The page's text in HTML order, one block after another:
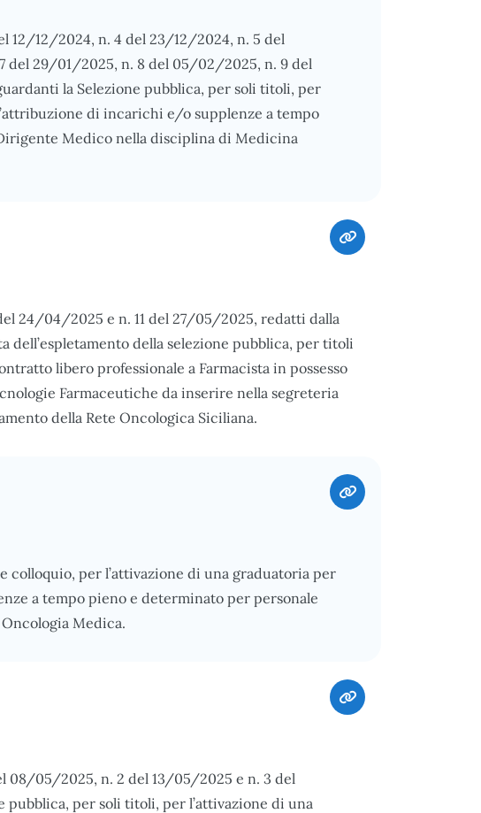
12/12/2024, n. 4 del 23/12/2024, n. 5 del
del 29/01/2025, n. 8 del 05/02/2025, n. 9 del
la Selezione pubblica, per soli titoli, per
di incarichi e/o supplenze a tempo
Medico nella disciplina di Medicina
24/04/2025 e n. 11 del 27/05/2025, redatti dalla
dell’espletamento della selezione pubblica, per titoli
libero professionale a Farmacista in possesso
Farmaceutiche da inserire nella segreteria
della Rete Oncologica Siciliana.
colloquio, per l’attivazione di una graduatoria per
a tempo pieno e determinato per personale
Medica.
08/05/2025, n. 2 del 13/05/2025 e n. 3 del
per soli titoli, per l’attivazione di una